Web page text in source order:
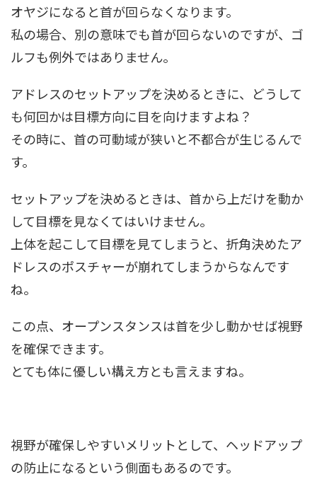
オヤジになると首が回らなくなります。
私の場合、別の意味でも首が回らないのですが、ゴ
ルフも例外ではありません。
アドレスのセットアップを決めるときに、どうして
も何回かは目標方向に目を向けますよね？
その時に、首の可動域が狭いと不都合が生じるんで
す。
セットアップを決めるときは、首から上だけを動か
して目標を見なくてはいけません。
上体を起こして目標を見てしまうと、折角決めたア
ドレスのポスチャーが崩れてしまうからなんです
ね。
この点、オープンスタンスは首を少し動かせば視野
を確保できます。
とても体に優しい構え方とも言えますね。
視野が確保しやすいメリットとして、ヘッドアップ
の防止になるという側面もあるのです。